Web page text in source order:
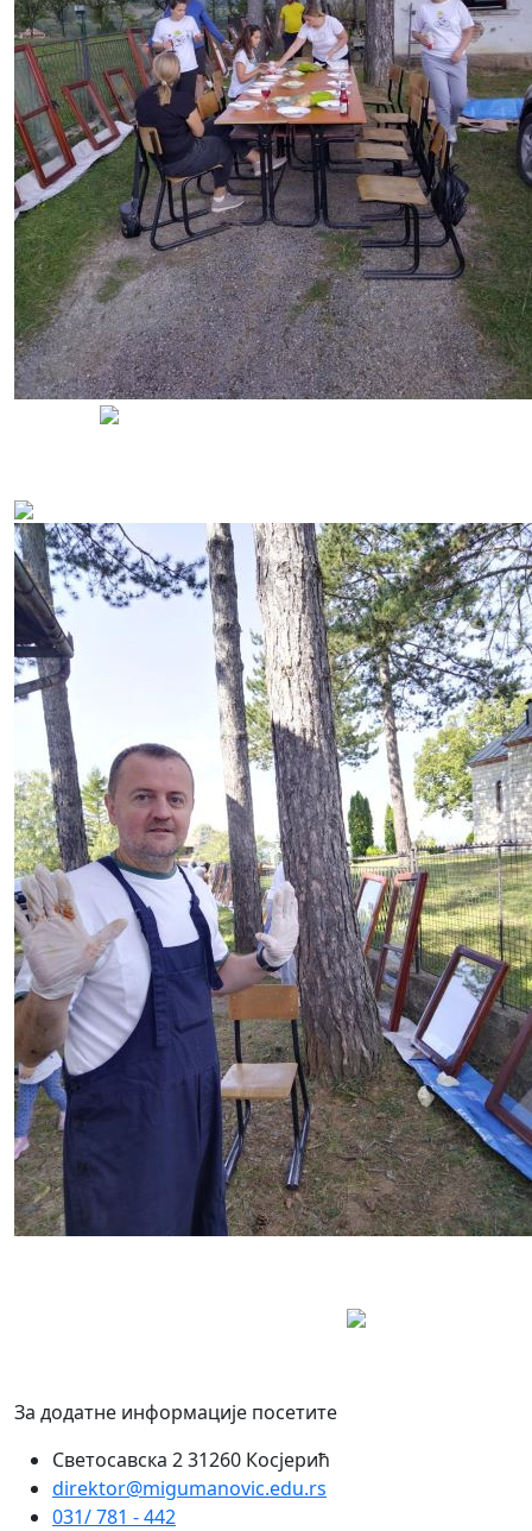
За додатне информације посетите
Светосавска 2 31260 Косјерић
direktor@migumanovic.edu.rs
031/ 781 - 442